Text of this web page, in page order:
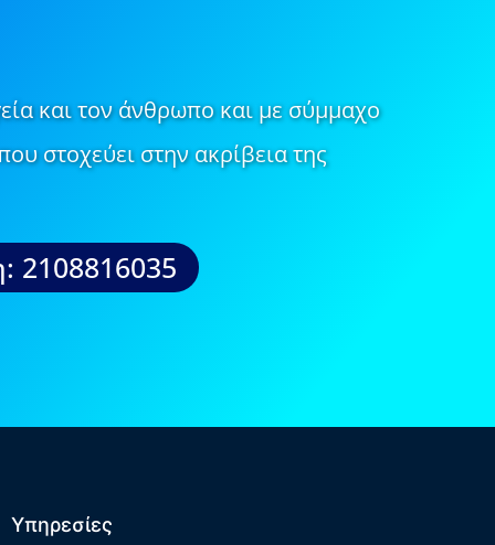
και τον άνθρωπο και με σύμμαχο
στοχεύει στην ακρίβεια της
2108816035
Υπηρεσίες